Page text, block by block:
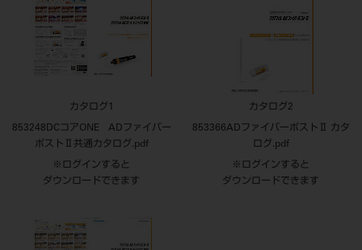
カタログ1
853248DCコアONE ADファイバー
ポストⅡ共通カタログ.pdf
※ログインすると
ダウンロードできます
カタログ2
853366ADファイバーポストⅡ カタ
ログ.pdf
※ログインすると
ダウンロードできます